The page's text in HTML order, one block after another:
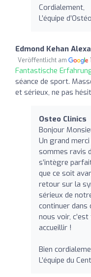
Cordialement,
L’équipe
Edmond Kehan
Veröffentlicht am
Fantastische
séance de sport.
et sérieux, ne pas
Osteo Clinics
Bonjour
Un grand
sommes ravis
s’intègre
que ce soit
retour sur la
sérieux de
continuer dans
nous voir,
accueillir !
Bien
L’équipe du